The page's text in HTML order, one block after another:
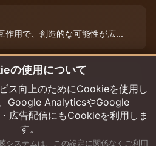
作用で、創造的な可能性が広...
と成長のエネルギーに満ちた...
の使用について
ス向上のためにCookieを使用し
Google AnalyticsやGoogle
広告配信にもCookieを利用しま
す。
システムは、この設定に関係なくご利用